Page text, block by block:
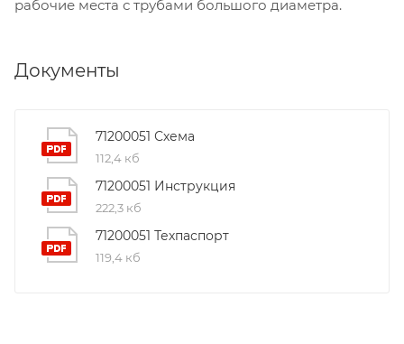
рабочие места с трубами большого диаметра.
Документы
71200051 Схема
112,4 кб
71200051 Инструкция
222,3 кб
71200051 Техпаспорт
119,4 кб